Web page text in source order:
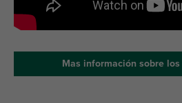
Mas información sobre los